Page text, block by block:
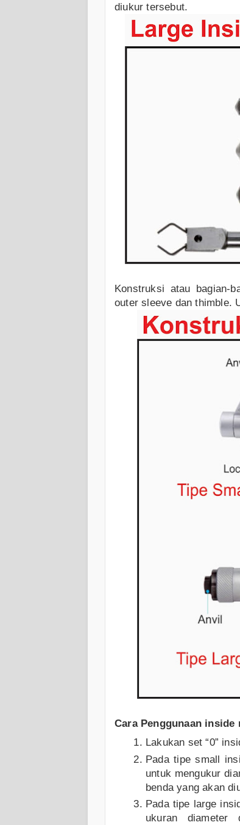
diukur tersebut.
Konstruksi atau bagian-
outer sleeve dan thimble.
Cara Penggunaan inside
Lakukan set “0”
Pada tipe small
untuk mengukur
benda yang akan
Pada tipe large
ukuran diameter